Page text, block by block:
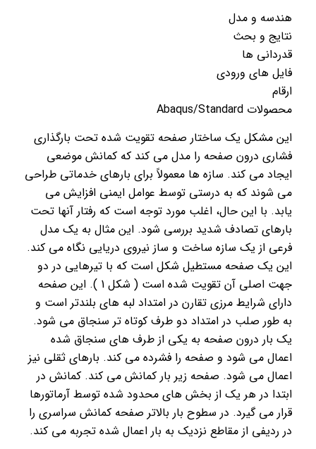
هندسه و مدل
نتایج و بحث
قدردانی ها
فایل های ورودی
ارقام
محصولات Abaqus/Standard
این مشکل یک ساختار صفحه تقویت شده تحت بارگذاری
فشاری درون صفحه را مدل می کند که کمانش موضعی
ایجاد می کند. سازه ها معمولاً برای بارهای خدماتی طراحی
می شوند که به درستی توسط عوامل ایمنی افزایش می
یابد. با این حال، اغلب مورد توجه است که رفتار آنها تحت
بارهای تصادف شدید بررسی شود. این مثال به یک مدل
فرعی از یک سازه ساخت و ساز نیروی دریایی نگاه می کند.
این یک صفحه مستطیل شکل است که با تیرهایی در دو
جهت اصلی آن تقویت شده است ( شکل 1 ). این صفحه
دارای شرایط مرزی تقارن در امتداد لبه های بلندتر است و
به طور صلب در امتداد دو طرف کوتاه تر سنجاق می شود.
یک بار درون صفحه به یکی از طرف های سنجاق شده
اعمال می شود و صفحه را فشرده می کند. بارهای ثقلی نیز
اعمال می شود. صفحه زیر بار کمانش می کند. کمانش در
ابتدا در هر یک از بخش های محدود شده توسط آرماتورها
قرار می گیرد. در سطوح بار بالاتر صفحه کمانش سراسری را
در ردیفی از مقاطع نزدیک به بار اعمال شده تجربه می کند.